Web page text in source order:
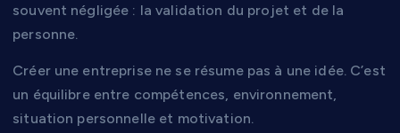
souvent négligée : la validation du projet et de la
personne.
Créer une entreprise ne se résume pas à une idée. C’est
un équilibre entre compétences, environnement,
situation personnelle et motivation.